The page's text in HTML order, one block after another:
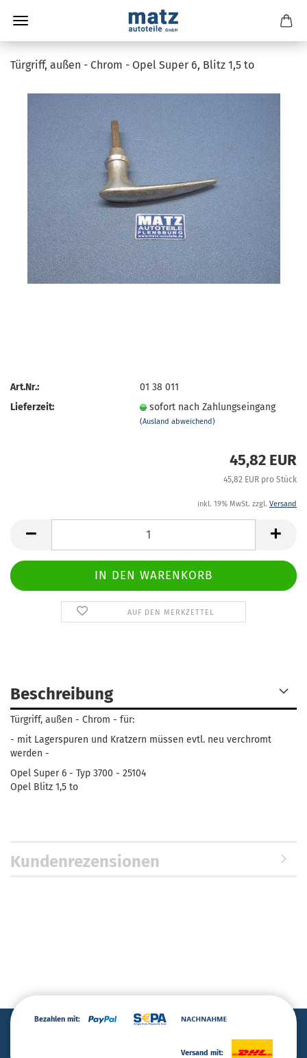
Türgriff, außen - Chrom - Opel Super 6, Blitz 1,5 to
Art.Nr.:
01 38 011
Lieferzeit:
sofort nach Zahlungseingang
(Ausland abweichend)
45,82 EUR
45,82 EUR pro Stück
inkl. 19% MwSt. zzgl. Versand
AUF DEN MERKZETTEL
Beschreibung
Türgriff, außen - Chrom - für:
- mit Lagerspuren und Kratzern müssen evtl. neu verchromt
werden -
Opel Super 6 - Typ 3700 - 25104
Opel Blitz 1,5 to
Kundenrezensionen
Bezahlen mit:
Versand mit: